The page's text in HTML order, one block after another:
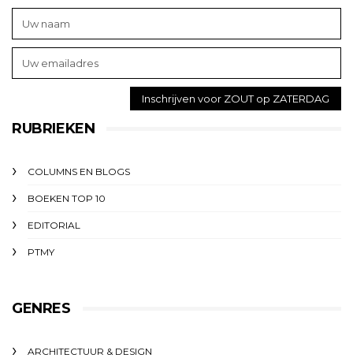
RUBRIEKEN
COLUMNS EN BLOGS
BOEKEN TOP 10
EDITORIAL
PTMY
GENRES
ARCHITECTUUR & DESIGN